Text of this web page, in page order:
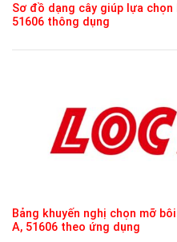
Sơ đồ dạng cây giúp lựa
51606 thông dụng
Bảng khuyến nghị chọn mỡ
A, 51606 theo ứng dụng